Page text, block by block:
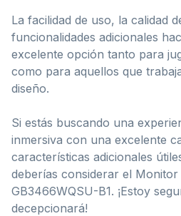
La facilidad de uso, la calidad
funcionalidades adicionales
excelente opción tanto para
como para aquellos que
diseño.
Si estás buscando una
inmersiva con una excelente
características adicionales
deberías considerar el Monitor
GB3466WQSU-B1. ¡Estoy
decepcionará!